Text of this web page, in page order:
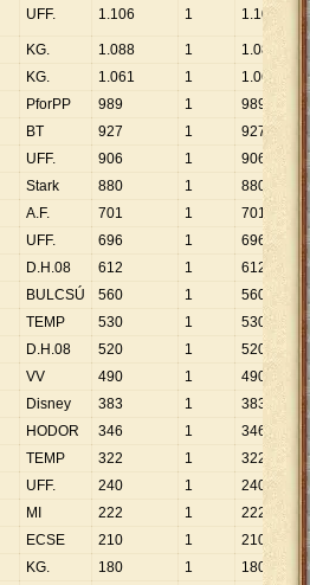
UFF. 1.106 1 1.106
KG. 1.088 1 1.088
KG. 1.061 1 1.061
PforPP 989 1
989
BT 927 1
927
UFF. 906 1
906
Stark 880 1
880
A.F. 701 1
701
UFF. 696 1
696
D.H.08 612 1
612
BULCSÚ 560 1
560
TEMP 530 1
530
D.H.08 520 1
520
VV 490 1
490
Disney 383 1
383
HODOR 346 1
346
TEMP 322 1
322
UFF. 240 1
240
MI 222 1
222
ECSE 210 1
210
KG. 180 1
180